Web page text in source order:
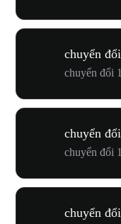
chuyển
chuyển đổi
chuyển
chuyển đổi
chuyển